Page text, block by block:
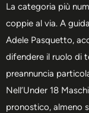
La categoria più
coppie al via. A
Adele Pasquetto,
difendere il ruolo di
preannuncia
Nell’Under 18
pronostico, almeno